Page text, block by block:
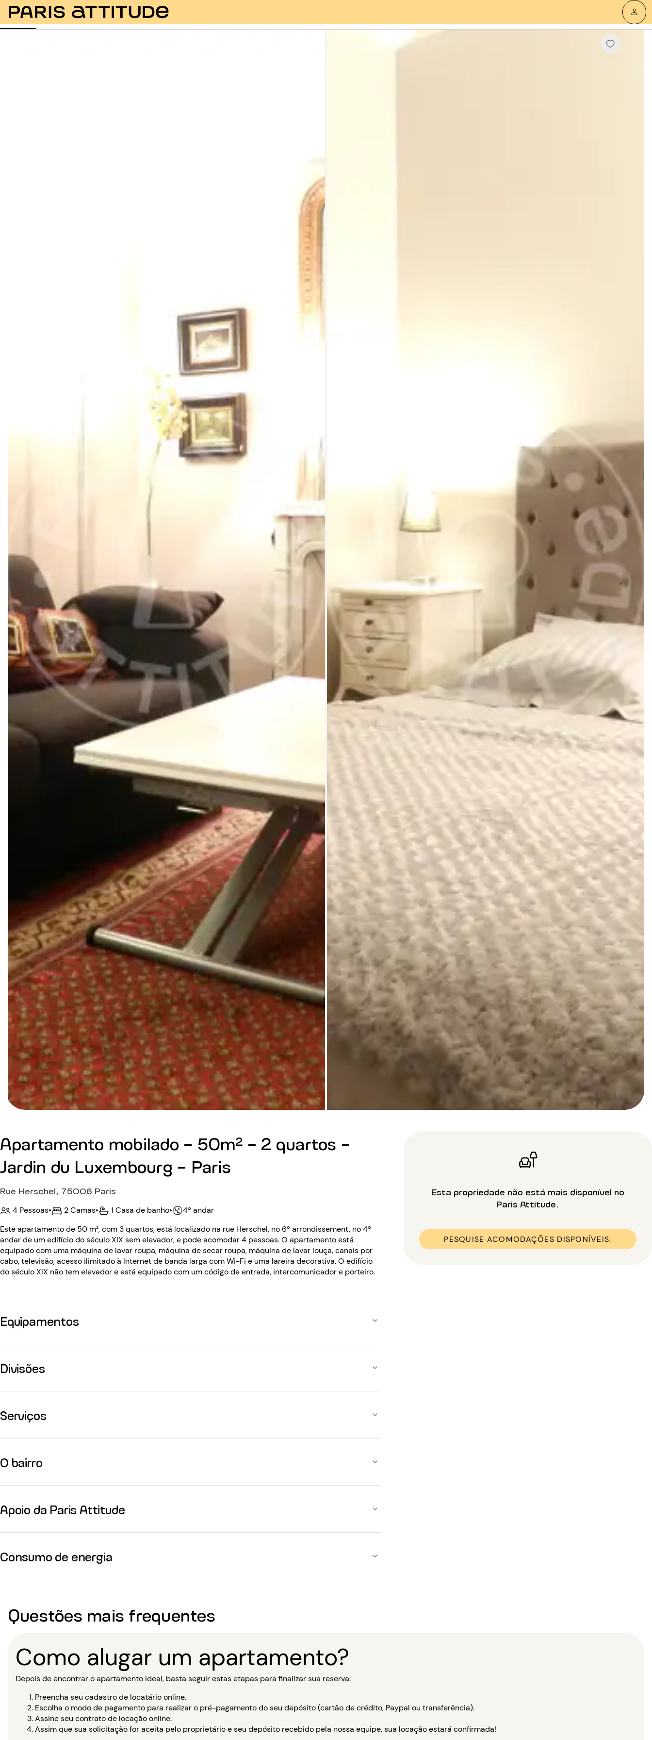
Fotos Descrição Equipamentos Divisões
Apartamento mobilado - 50m² - 2 quartos -
Jardin du Luxembourg - Paris
Rue Herschel, 75006 Paris
4 Pessoas• 2 Camas• 1 Casa de banho•
4º andar
Este apartamento de 50 m², com 3 quartos, está localizado na rue Herschel, no 6º arrondissement, no 4º
andar de um edifício do século XIX sem elevador, e pode acomodar 4 pessoas. O apartamento está
equipado com uma máquina de lavar roupa, máquina de secar roupa, máquina de lavar louça, canais por
cabo, televisão, acesso ilimitado à Internet de banda larga com Wi-Fi e uma lareira decorativa. O edifício
do século XIX não tem elevador e está equipado com um código de entrada, intercomunicador e porteiro.
Equipamentos
Divisões
Serviços
O bairro
Apoio da Paris Attitude
Consumo de energia
Esta propriedade não está mais disponível no
Paris Attitude.
PESQUISE ACOMODAÇÕES DISPONÍVEIS.
Questões mais frequentes
Como alugar um apartamento?
Depois de encontrar o apartamento ideal, basta seguir estas etapas para finalizar sua reserva:
Preencha seu cadastro de locatário online.
Escolha o modo de pagamento para realizar o pré-pagamento do seu depósito (cartão de crédito, Paypal ou transferência).
Assine seu contrato de locação online.
Assim que sua solicitação for aceita pelo proprietário e seu depósito recebido pela nossa equipe, sua locação estará confirmada!